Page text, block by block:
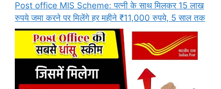
Post office MIS Scheme: पत्नी के साथ मिलकर 15 लाख
रुपये जमा करने पर मिलेंगे हर महीने ₹11,000 रुपये, 5 साल तक